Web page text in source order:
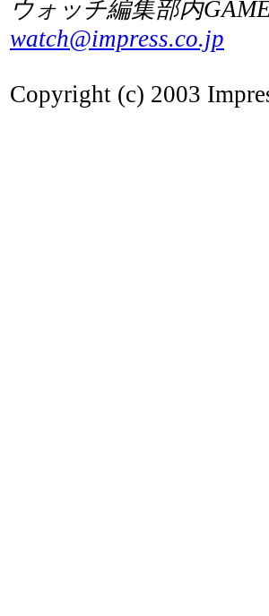
ウォッチ編集部内
watch@impress.co.jp
Copyright (c) 2003